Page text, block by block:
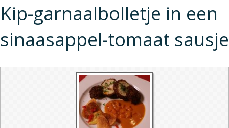
Kip-garnaalbolletje in een
sinaasappel-tomaat sausje